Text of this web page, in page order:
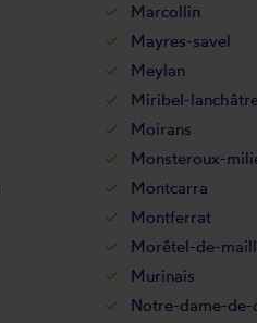
Marcollin
Mayres-savel
Meylan
Miribel-
Moirans
Monsteroux-
Montcarra
Montferrat
Morêtel-de-
Murinais
Notre-dame-de-